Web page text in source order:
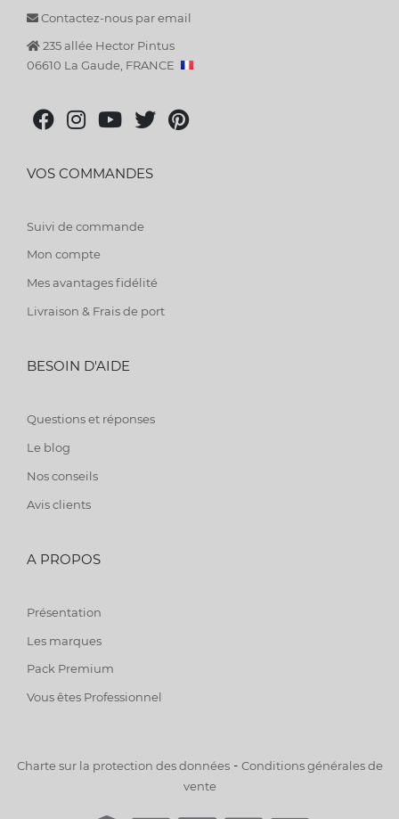
Contactez-nous par email
235 allée Hector Pintus
06610 La Gaude, FRANCE
VOS COMMANDES
Suivi de commande
Mon compte
Mes avantages fidélité
Livraison & Frais de port
BESOIN D'AIDE
Questions et réponses
Le blog
Nos conseils
Avis clients
A PROPOS
Présentation
Les marques
Pack Premium
Vous êtes Professionnel
Charte sur la protection des données- Conditions générales de
vente